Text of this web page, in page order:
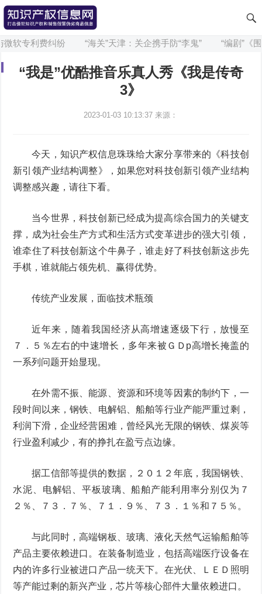
专利费纠纷 “海关”天津：关企携手防“李鬼” “编剧”《围
“我是”优酷推音乐真人秀《我是传奇
3》
2023-01-03 10:13:37 来源：
今天，知识产权信息珠珠给大家分享带来的《科技创
新引领产业结构调整》，如果您对科技创新引领产业结构
调整感兴趣，请往下看。
当今世界，科技创新已经成为提高综合国力的关键支
撑，成为社会生产方式和生活方式变革进步的强大引领，
谁牵住了科技创新这个牛鼻子，谁走好了科技创新这步先
手棋，谁就能占领先机、赢得优势。
传统产业发展，面临技术瓶颈
近年来，随着我国经济从高增速逐级下行，放慢至
７．５％左右的中速增长，多年来被ＧＤp高增长掩盖的
一系列问题开始显现。
在外需不振、能源、资源和环境等因素的制约下，一
段时间以来，钢铁、电解铝、船舶等行业产能严重过剩，
利润下滑，企业经营困难，曾经风光无限的钢铁、煤炭等
行业盈利减少，有的挣扎在盈亏点边缘。
据工信部等提供的数据，２０１２年底，我国钢铁、
水泥、电解铝、平板玻璃、船舶产能利用率分别仅为７
２％、７３．７％、７１．９％、７３．１％和７５％。
与此同时，高端钢板、玻璃、液化天然气运输船舶等
产品主要依赖进口。在装备制造业，包括高端医疗设备在
内的许多行业被进口产品一统天下。在光伏、ＬＥＤ照明
等产能过剩的新兴产业，芯片等核心部件大量依赖进口。